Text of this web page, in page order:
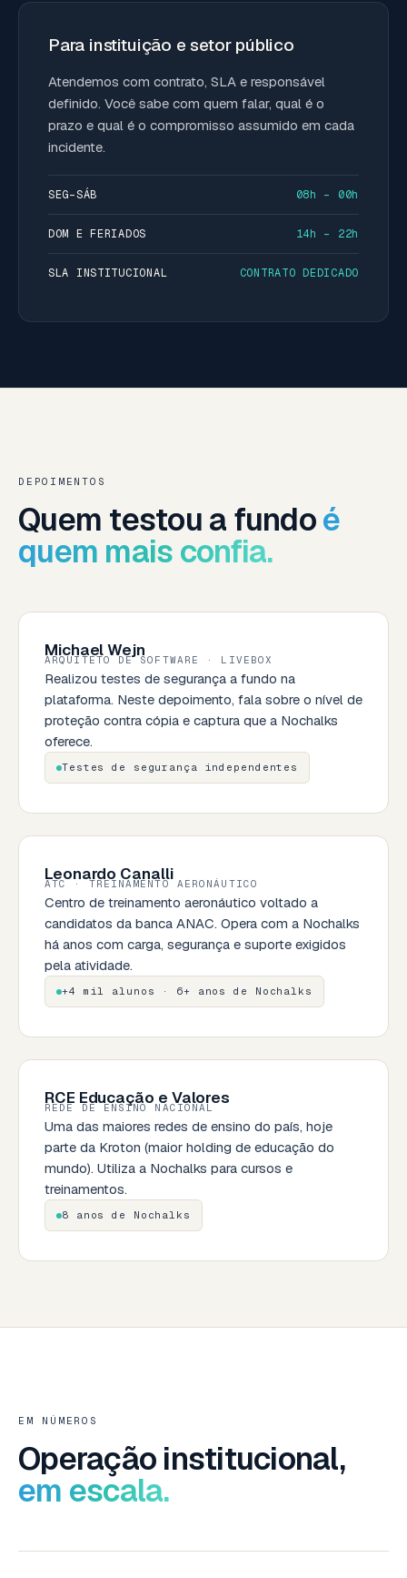
Para instituição e setor público
Atendemos com contrato, SLA e responsável
definido. Você sabe com quem falar, qual é o
prazo e qual é o compromisso assumido em cada
incidente.
SEG–SÁB 08h – 00h
DOM E FERIADOS 14h – 22h
SLA INSTITUCIONAL CONTRATO DEDICADO
DEPOIMENTOS
Quem testou a fundoé
quem mais confia.
Michael Wejn
ARQUITETO DE SOFTWARE · LIVEBOX
Realizou testes de segurança a fundo na
plataforma. Neste depoimento, fala sobre o nível de
proteção contra cópia e captura que a Nochalks
oferece.
Testes de segurança independentes
Leonardo Canalli
ATC · TREINAMENTO AERONÁUTICO
Centro de treinamento aeronáutico voltado a
candidatos da banca ANAC. Opera com a Nochalks
há anos com carga, segurança e suporte exigidos
pela atividade.
+4 mil alunos · 6+ anos de Nochalks
RCE Educação e Valores
REDE DE ENSINO NACIONAL
Uma das maiores redes de ensino do país, hoje
parte da Kroton (maior holding de educação do
mundo). Utiliza a Nochalks para cursos e
treinamentos.
8 anos de Nochalks
EM NÚMEROS
Operação institucional,
em escala.